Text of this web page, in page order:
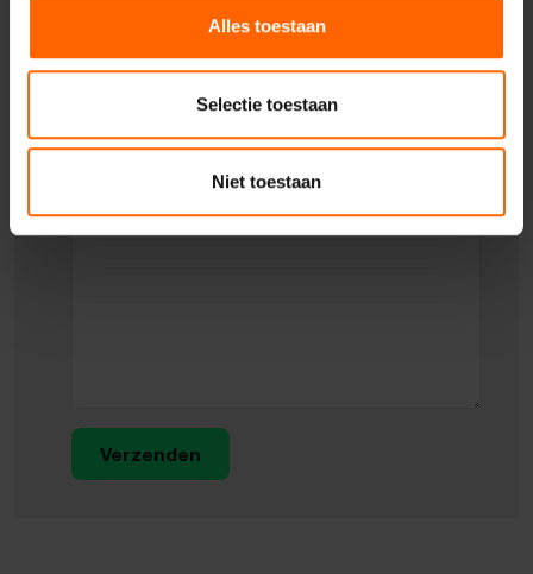
Alles toestaan
Selectie toestaan
Niet toestaan
Verzenden